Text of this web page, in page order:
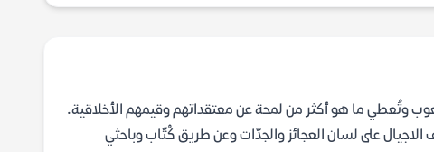
وتُعطي ما هو أكثر من لمحة عن معتقداتهم وقيمهم الأخلاقية.
الاجيال على لسان العجائز والجدّات وعن طريق كُتّاب وباحثي